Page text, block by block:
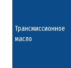
Трансмиссионное
масло